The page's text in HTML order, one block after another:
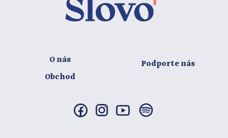
O nás
Obchod
Podporte nás